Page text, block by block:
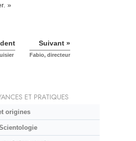
»
Suivant »
Fabio, directeur
ET PRATIQUES
origines